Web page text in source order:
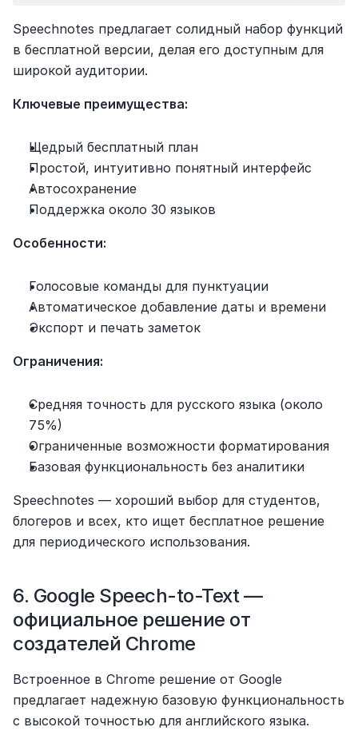
Speechnotes предлагает солидный набор функций
в бесплатной версии, делая его доступным для
широкой аудитории.
Ключевые преимущества:
Щедрый бесплатный план
Простой, интуитивно понятный интерфейс
Автосохранение
Поддержка около 30 языков
Особенности:
Голосовые команды для пунктуации
Автоматическое добавление даты и времени
Экспорт и печать заметок
Ограничения:
Средняя точность для русского языка (около
75%)
Ограниченные возможности форматирования
Базовая функциональность без аналитики
Speechnotes — хороший выбор для студентов,
блогеров и всех, кто ищет бесплатное решение
для периодического использования.
6. Google Speech-to-Text —
официальное решение от
создателей Chrome
Встроенное в Chrome решение от Google
предлагает надежную базовую функциональность
с высокой точностью для английского языка.